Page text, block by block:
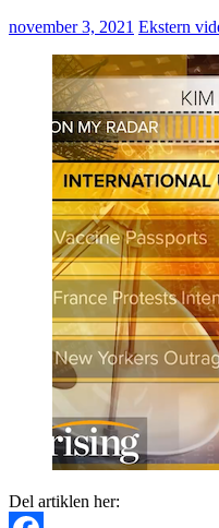
november 3, 2021 Ekstern
Del artiklen her: